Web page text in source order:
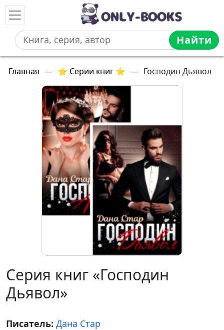
Найти
Главная — ⭐ Серии книг ⭐ — Господин Дьявол
Серия книг «Господин
Дьявол»
Писатель: Дана Стар